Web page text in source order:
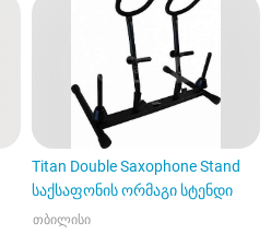
Titan Double Saxophone Stand
საქსაფონის ორმაგი სტენდი
თბილისი